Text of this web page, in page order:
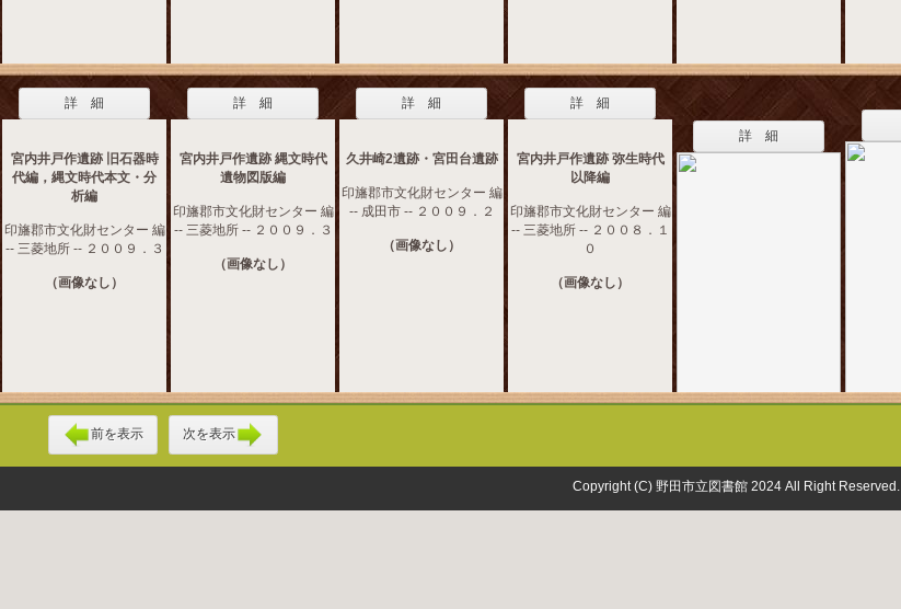
詳 細
宮内井戸作遺跡 旧石器時
代編，縄文時代本文・分
析編
印旛郡市文化財センター 編
-- 三菱地所 -- ２００９．３
（画像なし）
詳 細
宮内井戸作遺跡 縄文時代
遺物図版編
印旛郡市文化財センター 編
-- 三菱地所 -- ２００９．３
（画像なし）
詳 細
久井崎2遺跡・宮田台遺跡
印旛郡市文化財センター 編
-- 成田市 -- ２００９．２
（画像なし）
詳 細
宮内井戸作遺跡 弥生時代
以降編
印旛郡市文化財センター 編
-- 三菱地所 -- ２００８．１
０
（画像なし）
詳 細
前を表示 次を表示
Copyright (C) 野田市立図書館 2024 All Right Reserved.